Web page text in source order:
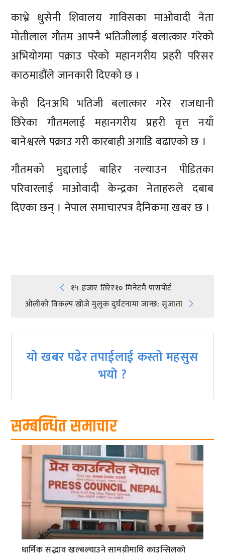
काभ्रे धुसेनी शिवालय गाविसका माओवादी नेता
मोतीलाल गौतम आफ्नै भतिजीलाई बलात्कार गरेको
अभियोगमा पक्राउ परेको महानगरीय प्रहरी परिसर
काठमाडौंले जानकारी दिएको छ ।
केही दिनअघि भतिजी बलात्कार गरेर राजधानी
छिरेका गौतमलाई महानगरीय प्रहरी वृत्त नयाँ
बानेश्वरले पक्राउ गरी कारबाही अगाडि बढाएको छ ।
गौतमको मुद्दालाई बाहिर नल्याउन पीडितका
परिवारलाई माओवादी केन्द्रका नेताहरुले दबाब
दिएका छन् । नेपाल समाचारपत्र दैनिकमा खबर छ ।
Post
navigation
१५ हजार तिरेर१० मिनेटमै पासपोर्ट
ओलीको विकल्प खोजे मुलुक दुर्घटनामा जान्छ: सुजाता
यो खबर पढेर तपाईलाई कस्तो महसुस
भयो ?
सम्बन्धित समाचार
धार्मिक सद्भाव खल्बल्याउने सामग्रीमाथि काउन्सिलको